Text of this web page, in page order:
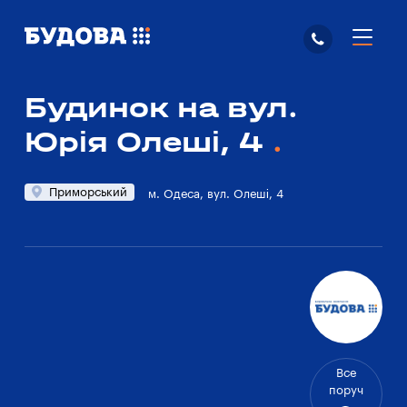
Будинок на вул.
Юрія Олеші, 4
Приморський м. Одеса, вул. Олеші, 4
Все
поруч